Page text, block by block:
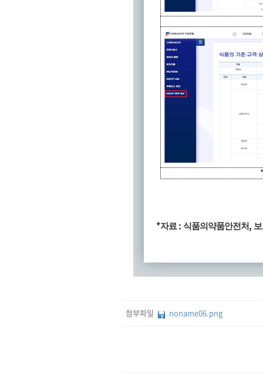
*자료 : 식품의약품안전처,
첨부파일 noname06.png